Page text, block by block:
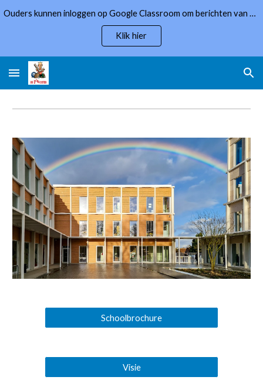
Skip to main content
Ouders kunnen inloggen op Google Classroom om berichten van de school te lezen.
Klik hier
Schoolbrochure
Visie